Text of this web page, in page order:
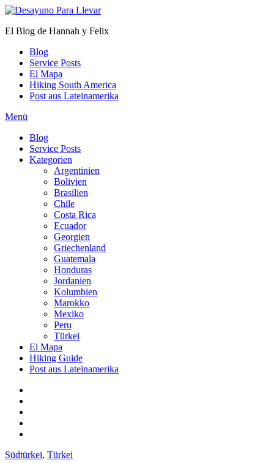
Zum
springen
El Blog de Hannah y Felix
Blog
Service Posts
El Mapa
Hiking South America
Post aus Lateinamerika
Menü
Blog
Service Posts
Kategorien
Argentinien
Bolivien
Brasilien
Chile
Costa Rica
Ecuador
Georgien
Griechenland
Guatemala
Honduras
Jordanien
Kolumbien
Marokko
Mexiko
Peru
Türkei
El Mapa
Hiking Guide
Post aus Lateinamerika
Südtürkei, Türkei